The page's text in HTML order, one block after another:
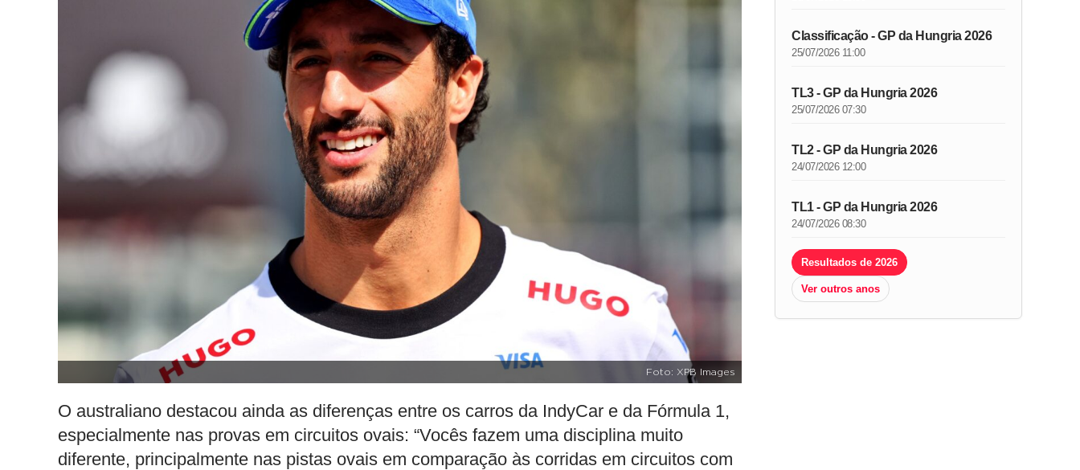
Foto: XPB Images
O australiano destacou ainda as diferenças entre os carros da IndyCar e da Fórmula 1,
especialmente nas provas em circuitos ovais: “Vocês fazem uma disciplina muito
diferente, principalmente nas pistas ovais em comparação às corridas em circuitos com
Classificação - GP da Hungria 2026
25/07/2026 11:00
TL3 - GP da Hungria 2026
25/07/2026 07:30
TL2 - GP da Hungria 2026
24/07/2026 12:00
TL1 - GP da Hungria 2026
24/07/2026 08:30
Resultados de 2026
Ver outros anos